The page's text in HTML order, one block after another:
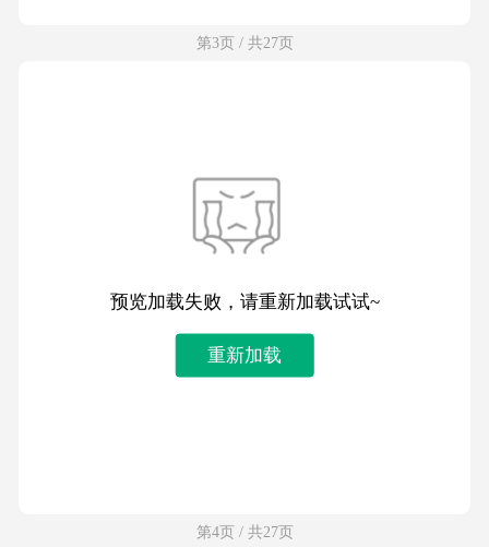
第3页 / 共27页
预览加载失败，请重新加载试试~
重新加载
第4页 / 共27页